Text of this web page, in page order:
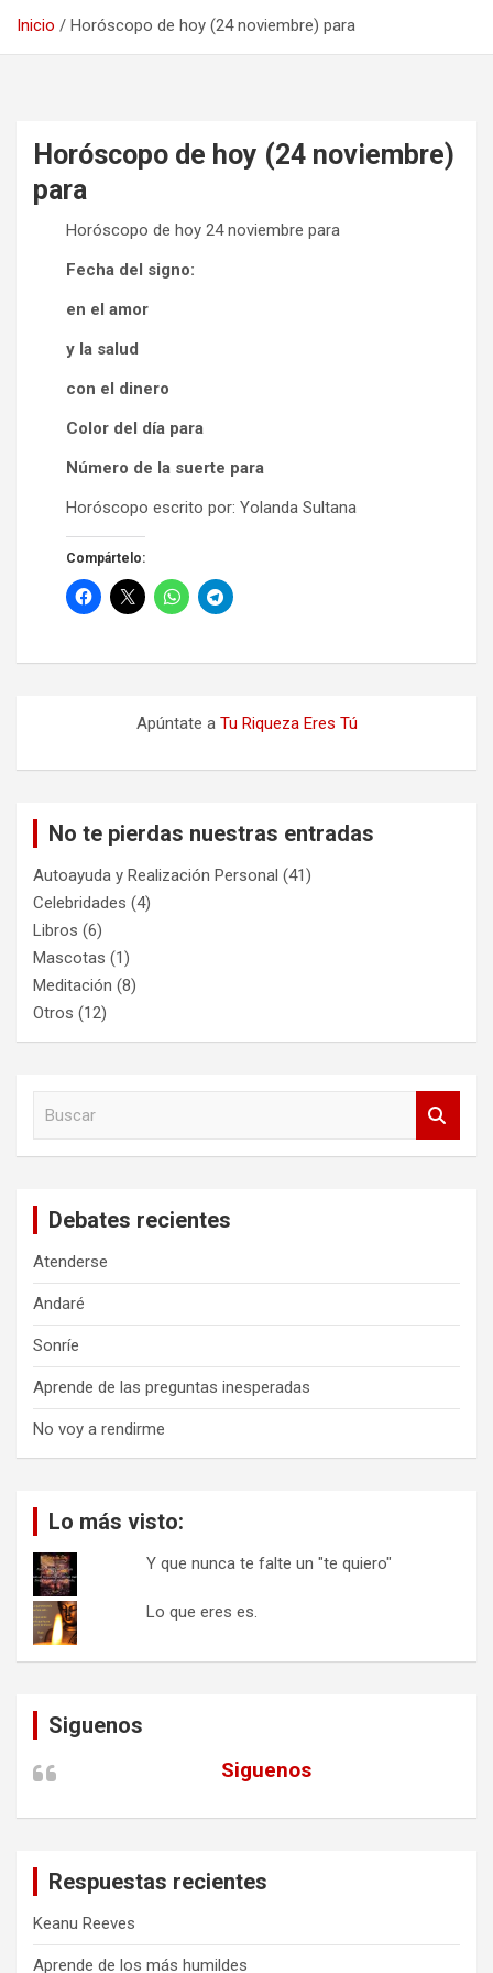
Inicio Horóscopo de hoy (24 noviembre) para
Horóscopo de hoy (24 noviembre)
para
Horóscopo de hoy 24 noviembre para
Fecha del signo:
en el amor
y la salud
con el dinero
Color del día para
Número de la suerte para
Horóscopo escrito por: Yolanda Sultana
Compártelo:
Apúntate a Tu Riqueza Eres Tú
No te pierdas nuestras entradas
Autoayuda y Realización Personal (41)
Celebridades (4)
Libros (6)
Mascotas (1)
Meditación (8)
Otros (12)
Debates recientes
Atenderse
Andaré
Sonríe
Aprende de las preguntas inesperadas
No voy a rendirme
Lo más visto:
Y que nunca te falte un "te quiero"
Lo que eres es.
Siguenos
Siguenos
Respuestas recientes
Keanu Reeves
Aprende de los más humildes